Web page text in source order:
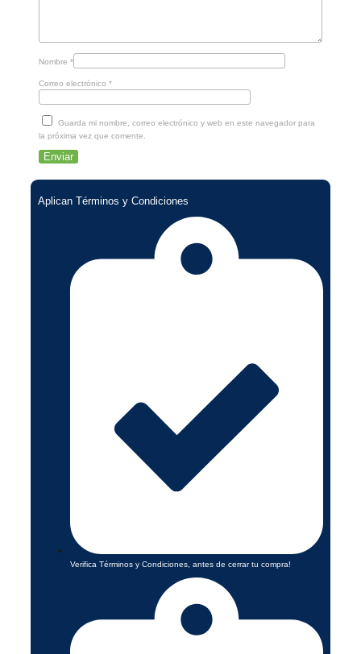
Nombre *
Correo electrónico *
Guarda mi nombre, correo electrónico y web en este navegador para
la próxima vez que comente.
Aplican Términos y Condiciones
Verifica Términos y Condiciones, antes de cerrar tu compra!